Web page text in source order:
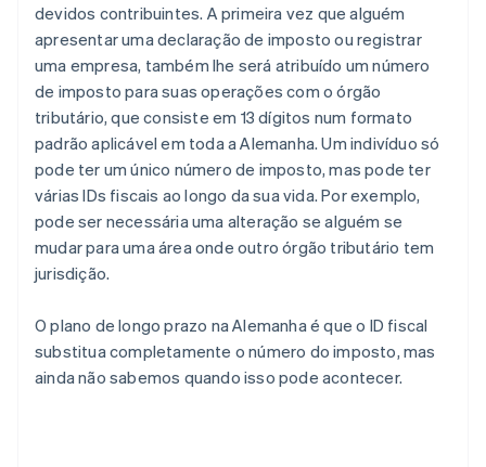
devidos contribuintes. A primeira vez que alguém
apresentar uma declaração de imposto ou registrar
uma empresa, também lhe será atribuído um número
de imposto para suas operações com o órgão
tributário, que consiste em 13 dígitos num formato
padrão aplicável em toda a Alemanha. Um indivíduo só
pode ter um único número de imposto, mas pode ter
várias IDs fiscais ao longo da sua vida. Por exemplo,
pode ser necessária uma alteração se alguém se
mudar para uma área onde outro órgão tributário tem
jurisdição.
O plano de longo prazo na Alemanha é que o ID fiscal
substitua completamente o número do imposto, mas
ainda não sabemos quando isso pode acontecer.